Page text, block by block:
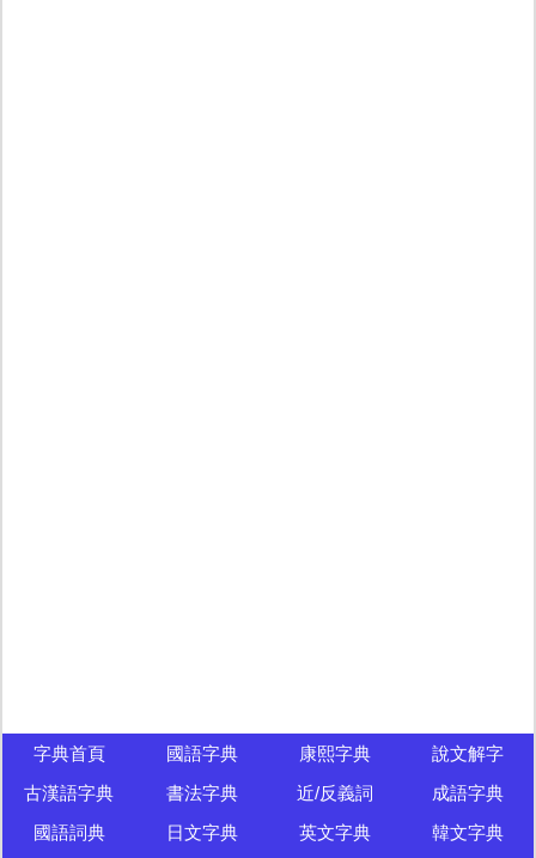
字典首頁 國語字典 康熙字典
說文解字
古漢語字典
書法字典 近/反義詞
成語字典
國語詞典
日文字典 英文字典 韓文字典